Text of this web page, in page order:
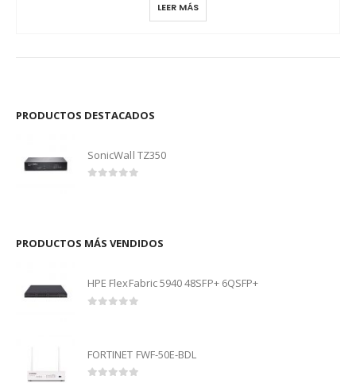
LEER MÁS
PRODUCTOS DESTACADOS
SonicWall TZ350
PRODUCTOS MÁS VENDIDOS
HPE FlexFabric 5940 48SFP+ 6QSFP+
FORTINET FWF-50E-BDL